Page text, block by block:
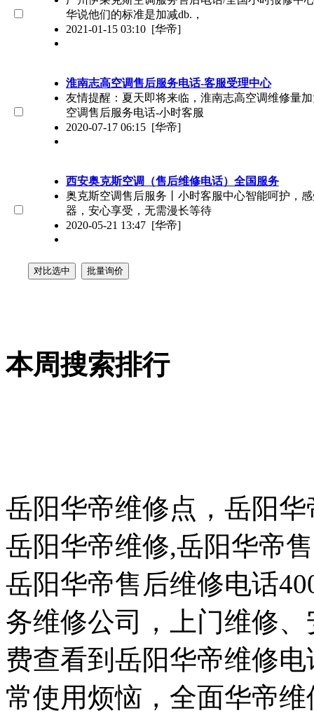
华说他们的标准是加减db.，
2021-01-15 03:10 [华帝]
淮南志高空调售后服务电话-客服受理中心
友情提醒：夏天即将来临，淮南志高空调维修量
空调售后服务电话-小时客服
2020-07-17 06:15 [华帝]
西安奥克斯空调（售后维修电话）全国服务
奥克斯空调售后服务丨小时客服中心智能呵护，
器，安心享受，无需漫长等待
2020-05-21 13:47 [华帝]
本周搜索排行
岳阳华帝维修点，岳阳
岳阳华帝维修,岳阳华帝
岳阳华帝售后维修电话
务维修公司，上门维修
费查看到岳阳华帝维修
常使用烦恼，全面华帝